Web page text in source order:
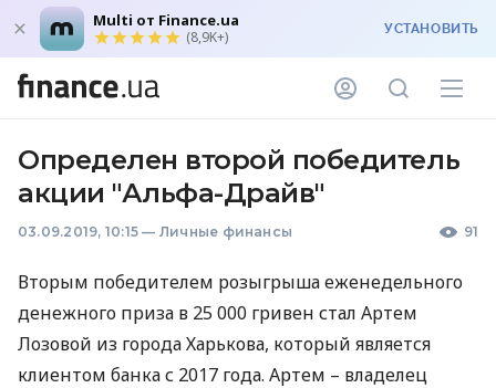
Multi от Finance.ua
(8,9K+) УСТАНОВИТЬ
Определен второй победитель
акции "Альфа-Драйв"
03.09.2019, 10:15 — Личные финансы 91
Вторым победителем розыгрыша еженедельного
денежного приза в 25 000 гривен стал Артем
Лозовой из города Харькова, который является
клиентом банка с 2017 года. Артем – владелец